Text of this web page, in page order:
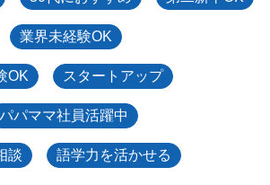
業界未経験OK
OK スタートアップ
パパママ社員活躍中
談 語学力を活かせる